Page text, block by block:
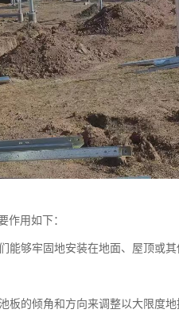
作用如下：
能够牢固地安装在地面、屋顶或
板的倾角和方向来调整以大限度